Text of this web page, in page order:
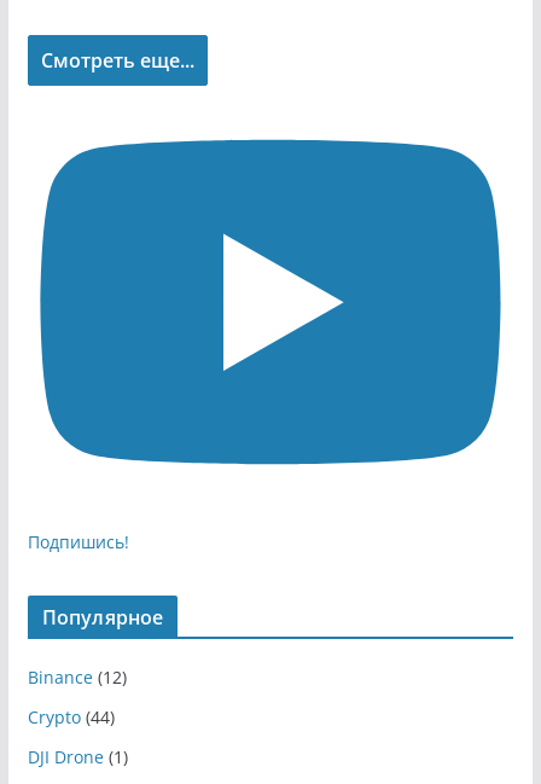
Смотреть еще...
Подпишись!
Популярное
Binance(12)
Crypto(44)
DJI Drone(1)